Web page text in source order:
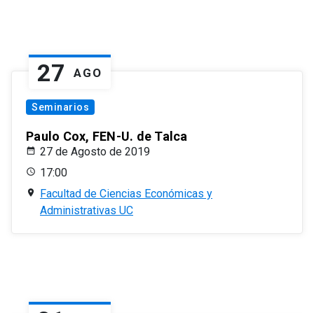
27 AGO
Seminarios
Paulo Cox, FEN-U. de Talca
27 de Agosto de 2019
17:00
Facultad de Ciencias Económicas y
Administrativas UC